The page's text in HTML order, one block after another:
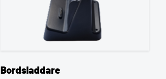
Bordsladdare